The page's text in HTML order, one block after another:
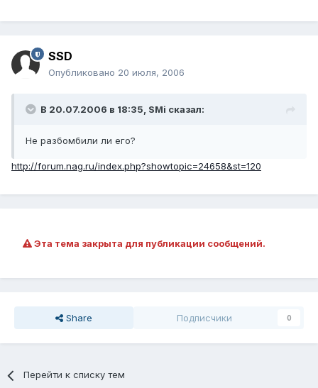
SSD
Опубликовано 20 июля, 2006
В 20.07.2006 в 18:35, SMi сказал:
Не разбомбили ли его?
http://forum.nag.ru/index.php?showtopic=24658&st=120
Эта тема закрыта для публикации сообщений.
Share Подписчики 0
Перейти к списку тем